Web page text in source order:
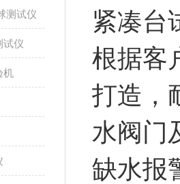
测试仪
试仪
机
紧凑台
根据客
打造，
水阀门
缺水报